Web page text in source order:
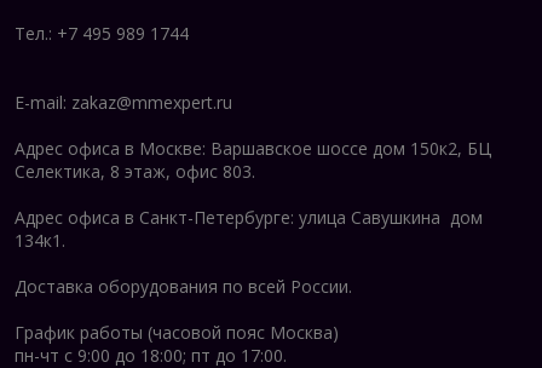
Тел.: +7 495 989 1744
E-mail: zakaz@mmexpert.ru
Адрес офиса в Москве: Варшавское шоссе дом 150к2, БЦ
Селектика, 8 этаж, офис 803.
Адрес офиса в Санкт-Петербурге: улица Савушкина дом
134к1.
Доставка оборудования по всей России.
График работы (часовой пояс Москва)
пн-чт с 9:00 до 18:00; пт до 17:00.